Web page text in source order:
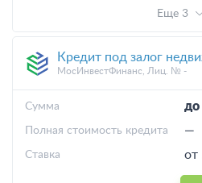
Еще 3
Кредит под залог
МосИнвестФинанс, Лиц. № -
до
Cумма
—
Полная стоимость кредита
от
Ставка